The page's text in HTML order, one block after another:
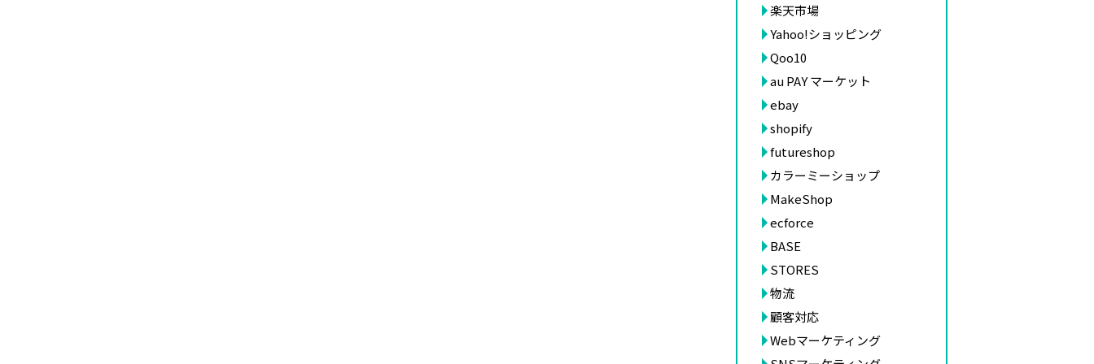
楽天市場
Yahoo!ショッピング
Qoo10
au PAY マーケット
ebay
shopify
futureshop
カラーミーショップ
MakeShop
ecforce
BASE
STORES
物流
顧客対応
Webマーケティング